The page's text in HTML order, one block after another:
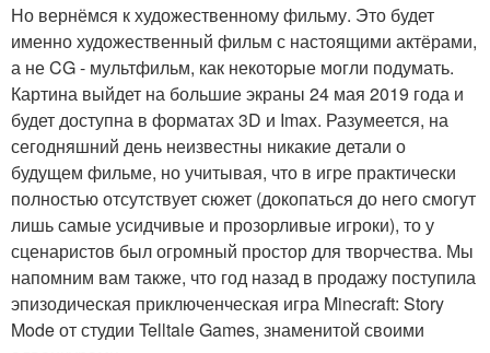
Но вернёмся к художественному фильму. Это будет
именно художественный фильм с настоящими актёрами,
а не CG - мультфильм, как некоторые могли подумать.
Картина выйдет на большие экраны 24 мая 2019 года и
будет доступна в форматах 3D и Imax. Разумеется, на
сегодняшний день неизвестны никакие детали о
будущем фильме, но учитывая, что в игре практически
полностью отсутствует сюжет (докопаться до него смогут
лишь самые усидчивые и прозорливые игроки), то у
сценаристов был огромный простор для творчества. Мы
напомним вам также, что год назад в продажу поступила
эпизодическая приключенческая игра Minecraft: Story
Mode от студии Telltale Games, знаменитой своими